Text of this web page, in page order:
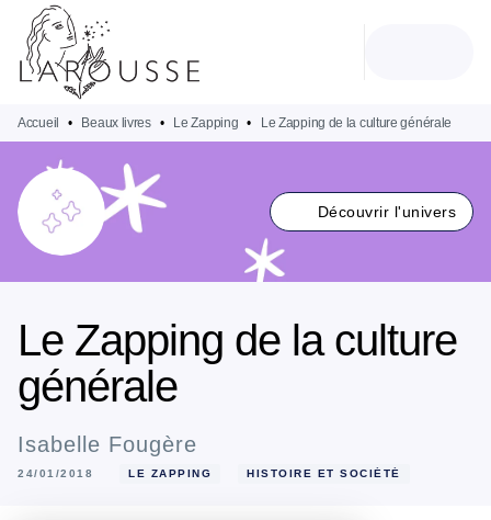
MENU
PIED DE PAGE
Accueil • Beaux livres • Le Zapping • Le Zapping de la culture générale
Découvrir l'univers
Le Zapping de la culture
générale
Isabelle Fougère
24/01/2018 LE ZAPPING HISTOIRE ET SOCIÉTÉ